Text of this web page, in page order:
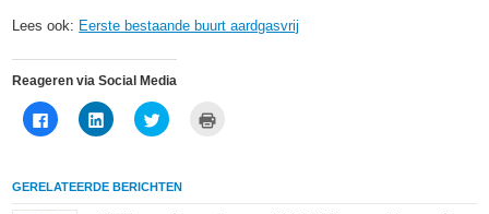
Lees ook: Eerste bestaande buurt aardgasvrij
Reageren via Social Media
Klik
om
Facebook
(Wordt
Klik
om
delen
(Wordt
Klik
om
Twitter
(Wordt
GERELATEERDE BERICHTEN